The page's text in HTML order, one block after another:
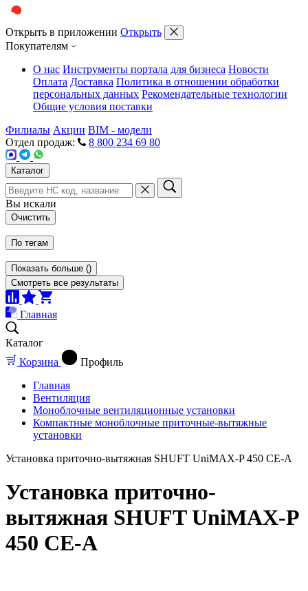
Открыть в приложении Открыть
Покупателям
О нас Инструменты портала для бизнеса Новости
Оплата Доставка Политика в отношении обработки
персональных данных Рекомендательные технологии
Общие условия поставки
Филиалы Акции BIM - модели
Отдел продаж:
8 800 234 69 80
Каталог
Вы искали
Очистить
По тегам
Показать больше ()
Смотреть все результаты
Главная
Каталог
Корзина
Профиль
Главная
Вентиляция
Моноблочные вентиляционные установки
Компактные моноблочные приточные-вытяжные
установки
Установка приточно-вытяжная SHUFT UniMAX-P 450 CE-A
Установка приточно-
вытяжная SHUFT UniMAX-P
450 CE-A